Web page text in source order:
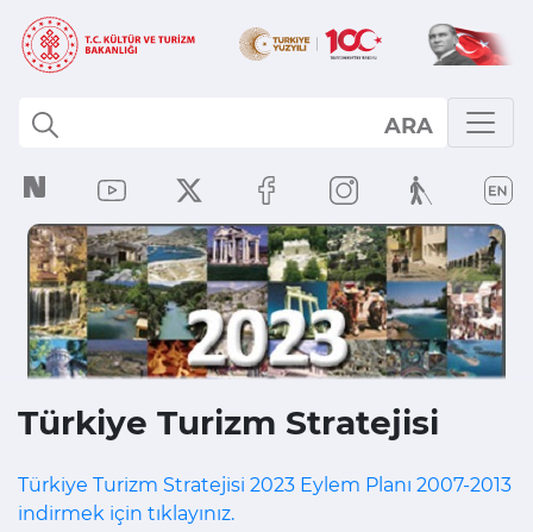
ARA
Türkiye Turizm Stratejisi
Türkiye Turizm Stratejisi 2023 Eylem Planı 2007-2013
indirmek için tıklayınız.